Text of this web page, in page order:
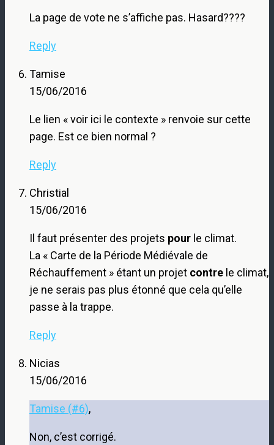
La page de vote ne s’affiche pas. Hasard????
Reply
Tamise
15/06/2016
Le lien « voir ici le contexte » renvoie sur cette
page. Est ce bien normal ?
Reply
Christial
15/06/2016
Il faut présenter des projets pour le climat.
La « Carte de la Période Médiévale de
Réchauffement » étant un projet contre le climat,
je ne serais pas plus étonné que cela qu’elle
passe à la trappe.
Reply
Nicias
15/06/2016
Tamise (#6),
Non, c’est corrigé.